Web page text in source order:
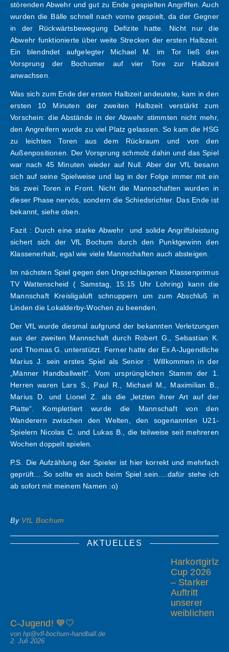
störenden Abwehr und gut zu Ende gespielten Angriffen. Auch
wurden die Bälle schnell nach vorne gespielt, da der Gegner
in der Rückwärtsbewegung Defizite hatte. Nicht nur die
Abwehr funktionierte über weite Strecken der ersten Halbzeit.
Ein blendndet aufgelegter Michael M. im Tor ließ den
Vorsprung der Bochumer auf vier Tore zur Halbzeit
anwachsen.
Was sich zum Ende der ersten Halbzeit andeutete, kam in den
ersten 10 Minuten der zweiten Halbzeit verstärkt zum
Vorschein: die Abstände in der Abwehr stimmten nicht mehr,
den Angreifern wurde zu viel Platz gelassen. So kam die HSG
zu leichten Toren aus dem Rückraum und von den
Außenpositionen. Der Vorsprung schmolz dahin und das Spiel
war nach 45 Minuten wieder auf Null. Aber der VfL besann
sich auf seine Spielweise und lag in der Folge immer mit ein
bis zwei Toren in Front. Nicht die Mannschaften wurden in
dieser Phase nervös, sondern die Schiedsrichter. Das Ende ist
bekannt, siehe oben.
Fazit : Durch eine starke Abwehr und solide Angriffsleistung
sichert sich der VfL Bochum durch den Punktgewinn den
Klassenerhalt, egal wie viele Mannschaften auch absteigen.
Im nächsten Spiel gegen den Ungeschlagenen Klassenprimus
TV Wattenscheid ( Samstag, 15:15 Uhr Lohring) kann die
Mannschaft Kreisligaluft schnuppern um zum Abschluß in
Linden die Lokalderby-Wochen zu beenden.
Der VfL wurde diesmal aufgrund der bekannten Verletzungen
aus der zweiten Mannschaft durch Robert G., Sebastian K.
und Thomas G. unterstützt. Ferner hatte der Ex A-Jugendliche
Marius J. sein erstes Spiel als Senior : Willkommen in der
„Männer Handballwelt“. Vom ursprünglichen Stamm der 1.
Herren waren Lars S., Paul R., Michael M., Maximilian B.,
Marius D. und Lionel Z. als die „letzten ihrer Art auf der
Platte“. Komplettiert wurde die Mannschaft von den
Wanderern zwischen den Welten, den sogenannten U21-
Spielern Nicolas C. und Lukas B., die teilweise seit mehreren
Wochen doppelt spielen.
P.S. Die Aufzählung der Spieler ist hier korrekt und mehrfach
geprüft….So sollte es auch beim Spiel sein….dafür stehe ich
ab sofort mit meinem Namen :o)
By VfL Bochum
AKTUELLES
Harkortgirlz
Cup 2026
– Starker
Auftritt
unserer
weiblichen
C-Jugend! 💙🤍
von hp@vfl-bochum-handball.de
2. Juli 2026